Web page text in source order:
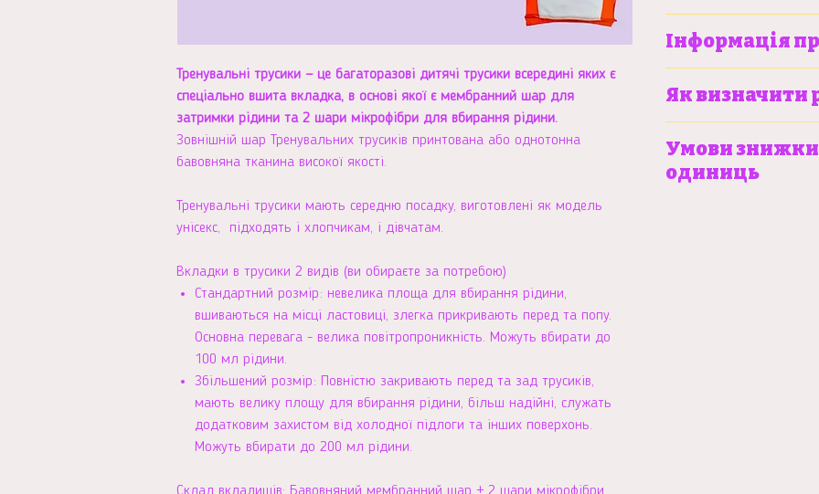
Тренувальні трусики — це багаторазові дитячі трусики всередині яких є
спеціально вшита вкладка, в основі якої є мембранний шар для
затримки рідини та 2 шари мікрофібри для вбирання рідини.
Зовнішній шар Тренувальних трусиків принтована або однотонна
бавовняна тканина високої якості.
Тренувальні трусики мають середню посадку, виготовлені як модель
унісекс, підходять і хлопчикам, і дівчатам.
Вкладки в трусики 2 видів (ви обираєте за потребою)
Стандартний розмір: невелика площа для вбирання рідини,
вшиваються на місці ластовиці, злегка прикривають перед та попу.
Основна перевага - велика повітропроникність. Можуть вбирати до
100 мл рідини.
Збільшений розмір: Повністю закривають перед та зад трусиків,
мають велику площу для вбирання рідини, більш надійні, служать
додатковим захистом від холодної підлоги та інших поверхонь.
Можуть вбирати до 200 мл рідини.
S
дитини
Зріст
дитини
до 86 см
Інформація
можна почитатитут
Як визначити
знайтитут
Умови знижки
одиниць